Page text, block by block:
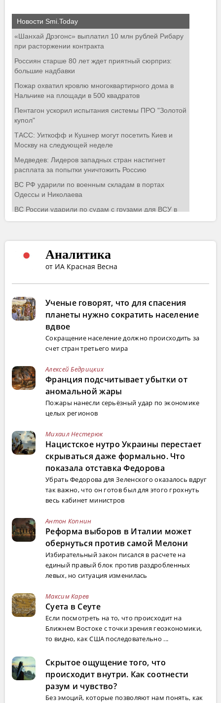
Аналитика
от ИА Красная Весна
Ученые говорят, что для спасения
планеты нужно сократить население
вдвое
Сокращение население должно происходить за
счет стран третьего мира
Алексей Бедрицких
Франция подсчитывает убытки от
аномальной жары
Пожары нанесли серьёзный удар по экономике
целых регионов
Михаил Нестерюк
Нацистское нутро Украины перестает
скрываться даже формально. Что
показала отставка Федорова
Убрать Федорова для Зеленского оказалось вдруг
так важно, что он готов был для этого грохнуть
весь кабинет министров
Антон Копнин
Реформа выборов в Италии может
обернуться против самой Мелони
Избирательный закон писался в расчете на
единый правый блок против раздробленных
левых, но ситуация изменилась
Максим Карев
Суета в Сеуте
Если посмотреть на то, что происходит на
Ближнем Востоке с точки зрения геоэкономики,
то видно, как США последовательно ...
Скрытое ощущение того, что
происходит внутри. Как соотнести
разум и чувство?
Без эмоций, которые позволяют нам понять, как